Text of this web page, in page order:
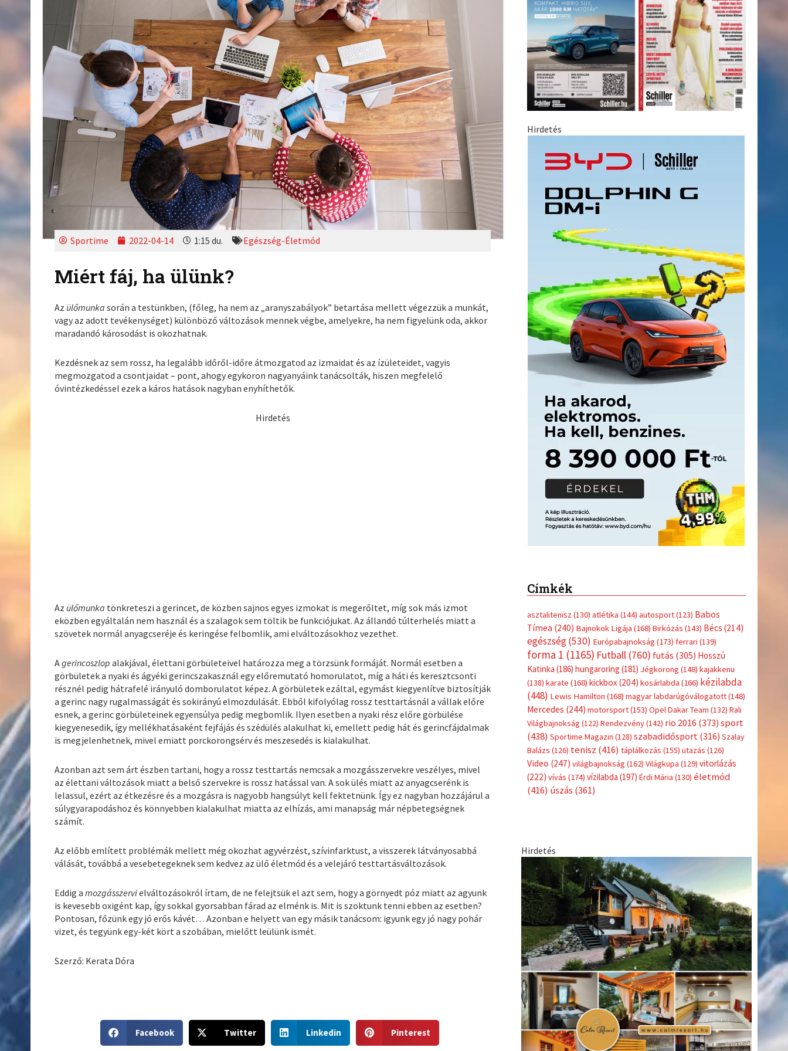
Sportime 2022-04-14 1:15 du. Egészség-Életmód
Miért fáj, ha ülünk?
Az ülőmunkasorán a testünkben, (főleg, ha nem az „aranyszabályok” betartása mellett végezzük a munkát,
vagy az adott tevékenységet) különböző változások mennek végbe, amelyekre, ha nem figyelünk oda, akkor
maradandó károsodást is okozhatnak.
Kezdésnek az sem rossz, ha legalább időről-időre átmozgatod az izmaidat és az ízületeidet, vagyis
megmozgatod a csontjaidat – pont, ahogy egykoron nagyanyáink tanácsolták, hiszen megfelelő
óvintézkedéssel ezek a káros hatások nagyban enyhíthetők.
Hirdetés
Az ülőmunka tönkreteszi a gerincet, de közben sajnos egyes izmokat is megerőltet, míg sok más izmot
eközben egyáltalán nem használ és a szalagok sem töltik be funkciójukat. Az állandó túlterhelés miatt a
szövetek normál anyagcseréje és keringése felbomlik, ami elváltozásokhoz vezethet.
Agerincoszlopalakjával, élettani görbületeivel határozza meg a törzsünk formáját. Normál esetben a
görbületek a nyaki és ágyéki gerincszakasznál egy előremutató homorulatot, míg a háti és keresztcsonti
résznél pedig hátrafelé irányuló domborulatot képez. A görbületek ezáltal, egymást kiegyenlítve biztosítják
a gerinc nagy rugalmasságát és sokirányú elmozdulását. Ebből kifolyólag rossz testtartásnál a vállak előre
esnek, a gerinc görbületeinek egyensúlya pedig megbomlik. Ilyen esetben a nyaki rész előre görbülése
kiegyenesedik, így mellékhatásaként fejfájás és szédülés alakulhat ki, emellett pedig hát és gerincfájdalmak
is megjelenhetnek, mivel emiatt porckorongsérv és meszesedés is kialakulhat.
Azonban azt sem árt észben tartani, hogy a rossz testtartás nemcsak a mozgásszervekre veszélyes, mivel
az élettani változások miatt a belső szervekre is rossz hatással van. A sok ülés miatt az anyagcserénk is
lelassul, ezért az étkezésre és a mozgásra is nagyobb hangsúlyt kell fektetnünk. Így ez nagyban hozzájárul a
súlygyarapodáshoz és könnyebben kialakulhat miatta az elhízás, ami manapság már népbetegségnek
számít.
Az előbb említett problémák mellett még okozhat agyvérzést, szívinfarktust, a visszerek látványosabbá
válását, továbbá a vesebetegeknek sem kedvez az ülő életmód és a velejáró testtartásváltozások.
Eddig amozgásszervielváltozásokról írtam, de ne felejtsük el azt sem, hogy a görnyedt póz miatt az agyunk
is kevesebb oxigént kap, így sokkal gyorsabban fárad az elménk is. Mit is szoktunk tenni ebben az esetben?
Pontosan, főzünk egy jó erős kávét… Azonban e helyett van egy másik tanácsom: igyunk egy jó nagy pohár
vizet, és tegyünk egy-két kört a szobában, mielőtt leülünk ismét.
Szerző: Kerata Dóra
h
Facebook
h
Twitter
h
Linkedin
h
Pinterest
Hirdetés
Címkék
asztalitenisz (130) atlétika (144) autosport(123) Babos
Tímea (240) Bajnokok Ligája (168) Birkózás (143) Bécs (214)
egészség(530) Európabajnokság (173) ferrari (139)
forma 1 (1165) Futball(760) futás (305) Hosszú
Katinka (186) hungaroring (181) Jégkorong (148) kajakkenu
(138) karate (168) kickbox(204) kosárlabda (166) kézilabda
(448) Lewis Hamilton (168) magyar labdarúgóválogatott(148)
Mercedes (244) motorsport(153) Opel Dakar Team (132) Rali
Világbajnokság (122) Rendezvény(142) rio 2016 (373) sport
(438) Sportime Magazin (128) szabadidősport (316) Szalay
Balázs (126) tenisz (416) táplálkozás (155) utazás (126)
Video (247) világbajnokság (162) Világkupa (129) vitorlázás
(222) vívás (174) vízilabda (197) Érdi Mária (130) életmód
(416) úszás (361)
Hirdetés